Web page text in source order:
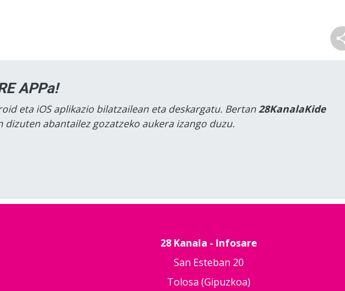
APPa!
eta iOS aplikazio bilatzailean eta deskargatu. Bertan28KanalaKide
dizuten abantailez gozatzeko aukera izango duzu.
28 Kanala - Infosare
San Esteban 20
Tolosa (Gipuzkoa)